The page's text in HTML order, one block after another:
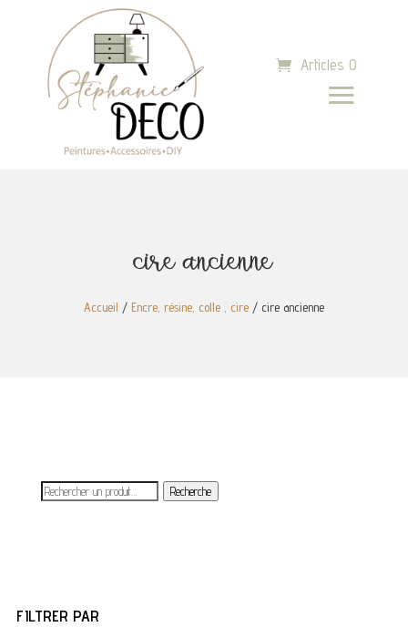
Articles 0
cire ancienne
Accueil / Encre, résine, colle , cire/ cire ancienne
Recherche
FILTRER PAR